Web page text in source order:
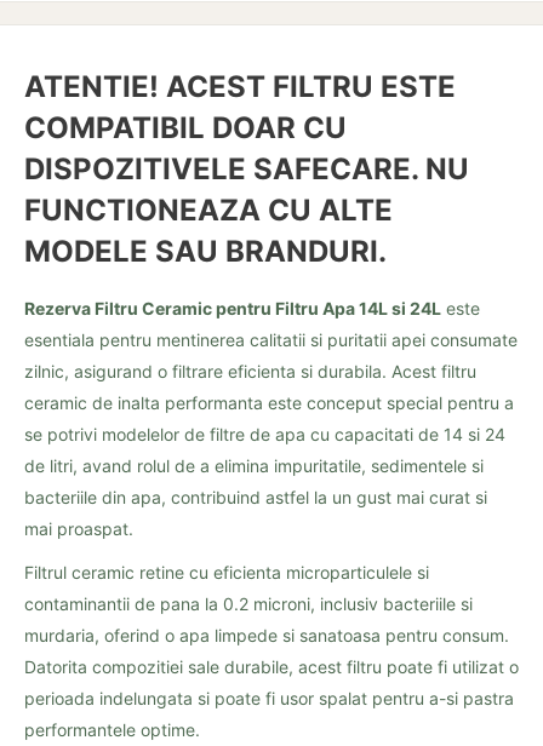
ATENTIE! ACEST FILTRU ESTE
COMPATIBIL DOAR CU
DISPOZITIVELE SAFECARE. NU
FUNCTIONEAZA CU ALTE
MODELE SAU BRANDURI.
Rezerva Filtru Ceramic pentru Filtru Apa 14L si 24L este
esentiala pentru mentinerea calitatii si puritatii apei consumate
zilnic, asigurand o filtrare eficienta si durabila. Acest filtru
ceramic de inalta performanta este conceput special pentru a
se potrivi modelelor de filtre de apa cu capacitati de 14 si 24
de litri, avand rolul de a elimina impuritatile, sedimentele si
bacteriile din apa, contribuind astfel la un gust mai curat si
mai proaspat.
Filtrul ceramic retine cu eficienta microparticulele si
contaminantii de pana la 0.2 microni, inclusiv bacteriile si
murdaria, oferind o apa limpede si sanatoasa pentru consum.
Datorita compozitiei sale durabile, acest filtru poate fi utilizat o
perioada indelungata si poate fi usor spalat pentru a-si pastra
performantele optime.